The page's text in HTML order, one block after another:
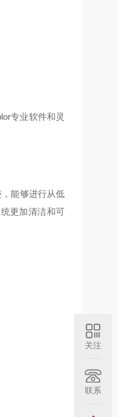
专业软件和灵
能够进行从低
更加清洁和可
关注
联系